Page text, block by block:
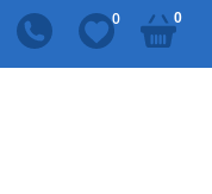
0 0